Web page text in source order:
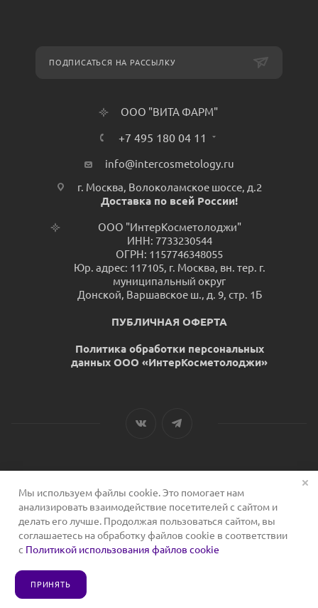
ПОДПИСАТЬСЯ НА РАССЫЛКУ
ООО "ВИТА ФАРМ"
+7 495 180 04 11
info@intercosmetology.ru
г. Москва, Волоколамское шоссе, д.2
Доставка по всей России!
ООО "ИнтерКосметолоджи"
ИНН: 7733230544
ОГРН: 1157746348055
Юр. адрес: 117105, г. Москва, вн. тер. г.
муниципальный округ
Донской, Варшавское ш., д. 9, стр. 1Б
ПУБЛИЧНАЯ ОФЕРТА
Политика обработки персональных
данных ООО «ИнтерКосметолоджи»
2026 © Сервис для косметологов
Мы используем файлы cookie. Это помогает нам
анализировать взаимодействие посетителей с сайтом и
делать его лучше. Продолжая пользоваться сайтом, вы
соглашаетесь на обработку файлов cookie в соответствии
с Политикой использования файлов cookie
ПРИНЯТЬ